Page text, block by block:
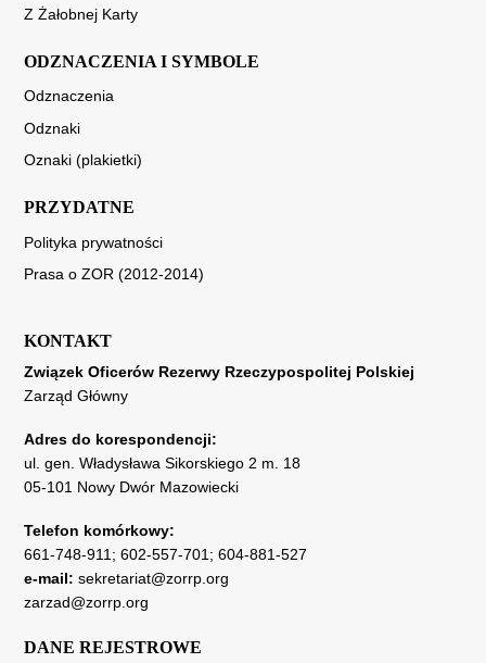
Z Żałobnej Karty
ODZNACZENIA I SYMBOLE
Odznaczenia
Odznaki
Oznaki (plakietki)
PRZYDATNE
Polityka prywatności
Prasa o ZOR (2012-2014)
KONTAKT
Związek Oficerów Rezerwy Rzeczypospolitej Polskiej
Zarząd Główny
Adres do korespondencji:
ul. gen. Władysława Sikorskiego 2 m. 18
05-101 Nowy Dwór Mazowiecki
Telefon komórkowy:
661-748-911 ; 602-557-701 ; 604-881-527
e-mail: sekretariat@zorrp.org
zarzad@zorrp.org
DANE REJESTROWE